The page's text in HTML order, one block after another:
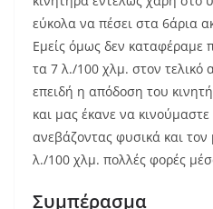
εύκολα να πέσει στα 6άρια
Εμείς όμως δεν καταφέραμε
τα 7 λ./100 χλμ. στον τελικό
επειδή η απόδοση του
και μας έκανε να
ανεβάζοντας φυσικά και
λ./100 χλμ. πολλές φορές
Συμπέρασμα